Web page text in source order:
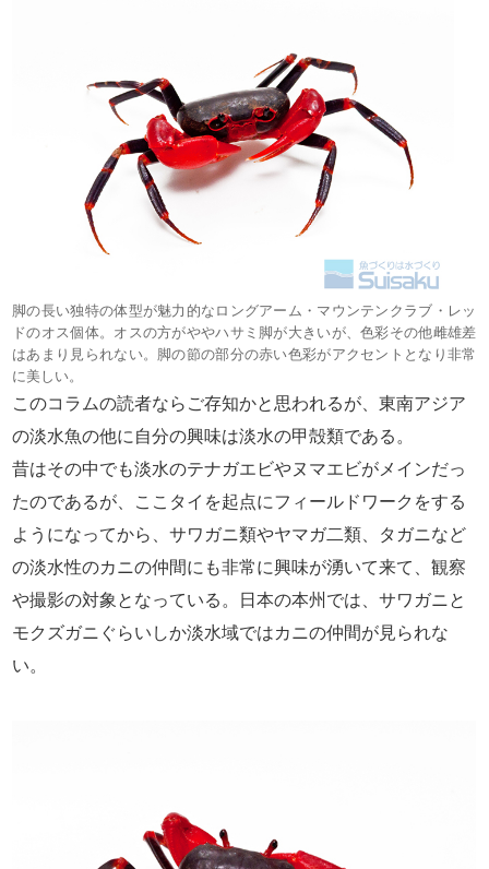
脚の長い独特の体型が魅力的なロングアーム・マウンテンクラブ・レッ
ドのオス個体。オスの方がややハサミ脚が大きいが、色彩その他雌雄差
はあまり見られない。脚の節の部分の赤い色彩がアクセントとなり非常
に美しい。
このコラムの読者ならご存知かと思われるが、東南アジア
の淡水魚の他に自分の興味は淡水の甲殻類である。
昔はその中でも淡水のテナガエビやヌマエビがメインだっ
たのであるが、ここタイを起点にフィールドワークをする
ようになってから、サワガニ類やヤマガ二類、タガニなど
の淡水性のカニの仲間にも非常に興味が湧いて来て、観察
や撮影の対象となっている。日本の本州では、サワガニと
モクズガニぐらいしか淡水域ではカニの仲間が見られな
い。